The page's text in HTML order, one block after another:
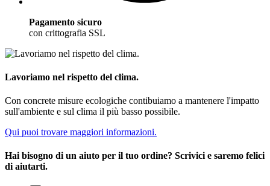
Pagamento sicuro
con crittografia SSL
Lavoriamo nel rispetto del clima.
Con concrete misure ecologiche contibuiamo a mantenere l'impatto
sull'ambiente e sul clima il più basso possibile.
Qui puoi trovare maggiori informazioni.
Hai bisogno di un aiuto per il tuo ordine? Scrivici e saremo felici
di aiutarti.